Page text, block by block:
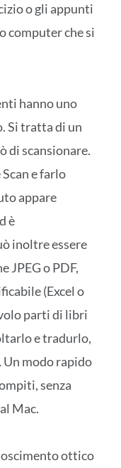
o gli appunti
computer che si
hanno uno
Si tratta di un
di scansionare.
e farlo
appare
è
inoltre essere
JPEG o PDF,
(Excel o
parti di libri
e tradurlo,
modo rapido
senza
Mac.
ottico